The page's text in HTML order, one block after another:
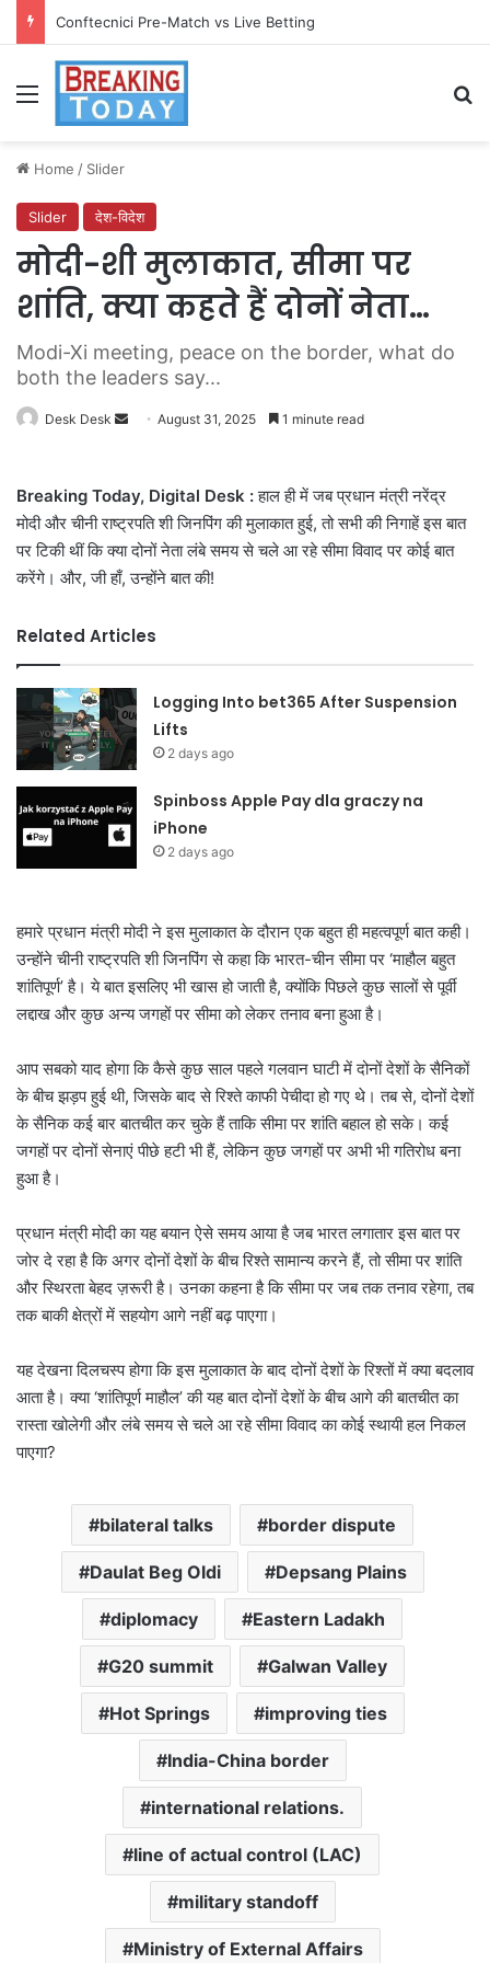
Conftecnici Pre-Match vs Live Betting
Menu
Home / Slider
Slider देश-विदेश
मोदी-शी मुलाकात, सीमा पर
शांति, क्या कहते हैं दोनों नेता…
Modi-Xi meeting, peace on the border, what do
both the leaders say...
Desk Desk
SendAugust 31, 2025 1 minute read
Breaking Today, Digital Desk :हाल ही में जब प्रधान मंत्री नरेंद्र
मोदी और चीनी राष्ट्रपति शी जिनपिंग की मुलाकात हुई, तो सभी की निगाहें इस बात
पर टिकी थीं कि क्या दोनों नेता लंबे समय से चले आ रहे सीमा विवाद पर कोई बात
करेंगे। और, जी हाँ, उन्होंने बात की!
Related Articles
Logging Into bet365 After Suspension
Lifts
2 days ago
Spinboss Apple Pay dla graczy na
iPhone
2 days ago
हमारे प्रधान मंत्री मोदी ने इस मुलाकात के दौरान एक बहुत ही महत्वपूर्ण बात कही।
उन्होंने चीनी राष्ट्रपति शी जिनपिंग से कहा कि भारत-चीन सीमा पर ‘माहौल बहुत
शांतिपूर्ण’ है। ये बात इसलिए भी खास हो जाती है, क्योंकि पिछले कुछ सालों से पूर्वी
लद्दाख और कुछ अन्य जगहों पर सीमा को लेकर तनाव बना हुआ है।
आप सबको याद होगा कि कैसे कुछ साल पहले गलवान घाटी में दोनों देशों के सैनिकों
के बीच झड़प हुई थी, जिसके बाद से रिश्ते काफी पेचीदा हो गए थे। तब से, दोनों देशों
के सैनिक कई बार बातचीत कर चुके हैं ताकि सीमा पर शांति बहाल हो सके। कई
जगहों पर दोनों सेनाएं पीछे हटी भी हैं, लेकिन कुछ जगहों पर अभी भी गतिरोध बना
हुआ है।
प्रधान मंत्री मोदी का यह बयान ऐसे समय आया है जब भारत लगातार इस बात पर
जोर दे रहा है कि अगर दोनों देशों के बीच रिश्ते सामान्य करने हैं, तो सीमा पर शांति
और स्थिरता बेहद ज़रूरी है। उनका कहना है कि सीमा पर जब तक तनाव रहेगा, तब
तक बाकी क्षेत्रों में सहयोग आगे नहीं बढ़ पाएगा।
यह देखना दिलचस्प होगा कि इस मुलाकात के बाद दोनों देशों के रिश्तों में क्या बदलाव
आता है। क्या ‘शांतिपूर्ण माहौल’ की यह बात दोनों देशों के बीच आगे की बातचीत का
रास्ता खोलेगी और लंबे समय से चले आ रहे सीमा विवाद का कोई स्थायी हल निकल
पाएगा?
bilateral talks border dispute
Daulat Beg Oldi Depsang Plains
diplomacy Eastern Ladakh
G20 summit Galwan Valley
Hot Springs improving ties
India-China border
international relations.
line of actual control (LAC)
military standoff
Ministry of External Affairs